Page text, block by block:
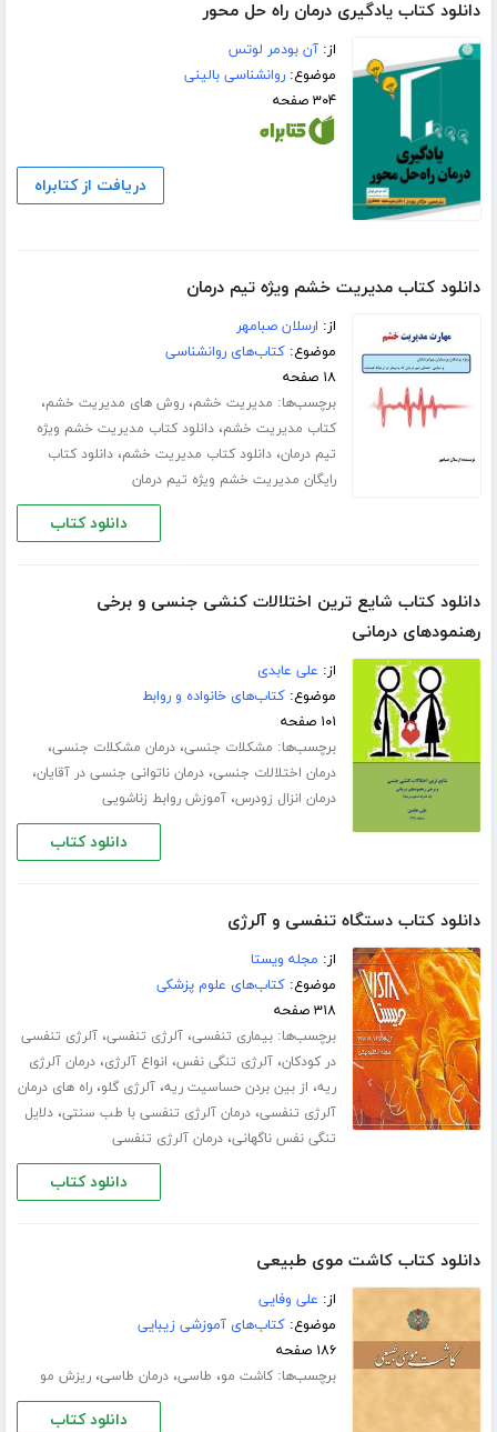
دانلود کتاب یادگیری درمان راه حل محور
از:آن بودمر لوتس
موضوع:روانشناسی بالینی
۳۰۴ صفحه
دریافت از کتابراه
دانلود کتاب مدیریت خشم ویژه تیم درمان
از: ارسلان صبامهر
موضوع:کتاب‌های روانشناسی
۱۸ صفحه
برچسب‌ها: مدیریت خشم،روش های مدیریت خشم،
کتاب مدیریت خشم،دانلود کتاب مدیریت خشم ویژه
تیم درمان،دانلود کتاب مدیریت خشم،دانلود کتاب
رایگان مدیریت خشم ویژه تیم درمان
دانلود کتاب
دانلود کتاب شایع ترین اختلالات کنشی جنسی و برخی
رهنمودهای درمانی
از: علی عابدی
موضوع:کتاب‌های خانواده و روابط
۱۰۱ صفحه
برچسب‌ها: مشکلات جنسی،درمان مشکلات جنسی،
درمان اختلالات جنسی،درمان ناتوانی جنسی در آقایان،
درمان انزال زودرس،آموزش روابط زناشویی
دانلود کتاب
دانلود کتاب دستگاه تنفسی و آلرژی
از: مجله ویستا
موضوع:کتاب‌های علوم پزشکی
۳۱۸ صفحه
برچسب‌ها:بیماری تنفسی،آلرژی تنفسی،آلرژی تنفسی
در کودکان،آلرژی تنگی نفس، انواع آلرژی،درمان آلرژی
ریه، از بین بردن حساسیت ریه،آلرژی گلو،راه های درمان
آلرژی تنفسی،درمان آلرژی تنفسی با طب سنتی،دلایل
تنگی نفس ناگهانی،درمان آلرژی تنفسی
دانلود کتاب
دانلود کتاب کاشت موی طبیعی
از: علی وفایی
موضوع:کتاب‌های آموزشی زیبایی
۱۸۶ صفحه
برچسب‌ها:کاشت مو، طاسی،درمان طاسی،ریزش مو
دانلود کتاب